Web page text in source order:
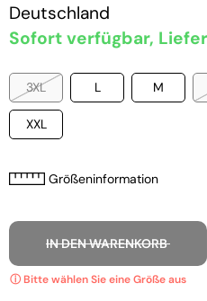
Deutschland
Sofort verfügbar,
3XL L M
XXL
Größeninformation
IN DEN WARENKORB